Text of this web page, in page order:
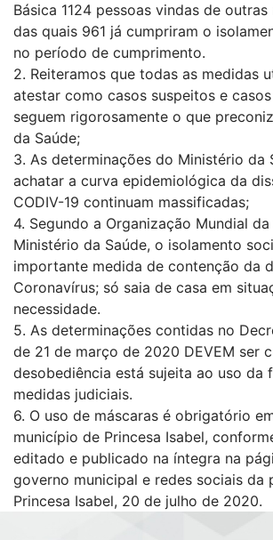
Básica 1124 pessoas vindas de
das quais 961 já cumpriram o
no período de cumprimento.
2. Reiteramos que todas as medidas
atestar como casos suspeitos e
seguem rigorosamente o que
da Saúde;
3. As determinações do Ministério da
achatar a curva epidemiológica da
CODIV-19 continuam massificadas;
4. Segundo a Organização Mundial da
Ministério da Saúde, o isolamento
importante medida de contenção da
Coronavírus; só saia de casa em
necessidade.
5. As determinações contidas no
de 21 de março de 2020 DEVEM ser
desobediência está sujeita ao uso da
medidas judiciais.
6. O uso de máscaras é obrigatório
município de Princesa Isabel,
editado e publicado na íntegra na
governo municipal e redes sociais da
Princesa Isabel, 20 de julho de 2020.